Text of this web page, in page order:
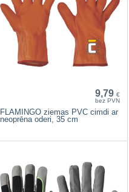
9,79 €
bez PVN
FLAMINGO ziemas PVC cimdi ar
neoprēna oderi, 35 cm